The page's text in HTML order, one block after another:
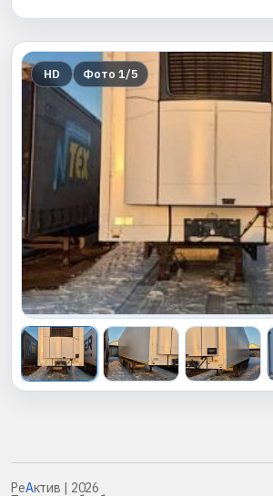
HD Фото 1/5
РеАктив | 2026